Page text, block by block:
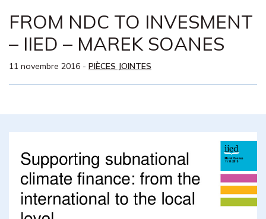
FROM NDC TO INVESMENT
– IIED – MAREK SOANES
11 novembre 2016 - PIÈCES JOINTES